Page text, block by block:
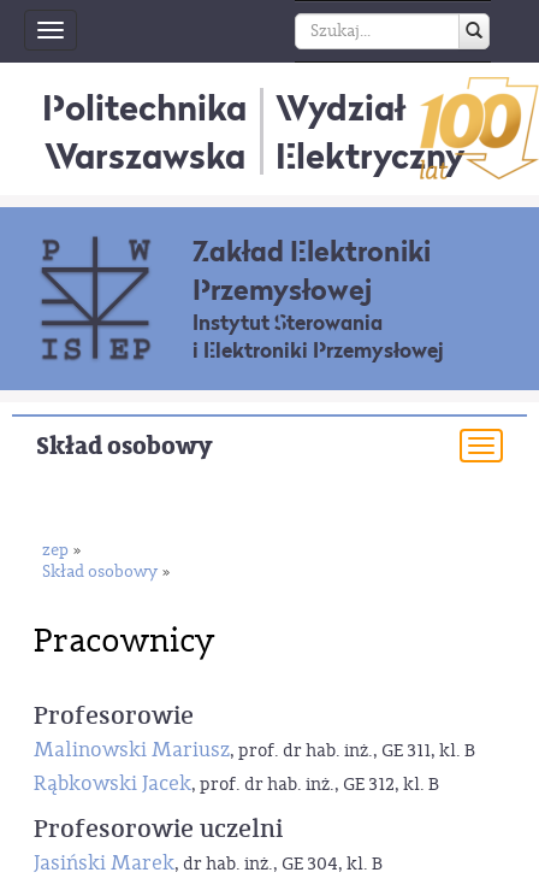
Toggle
navigation
Politechnika
Warszawska
Wydział
Elektryczny
Zakład Elektroniki
Przemysłowej
Instytut Sterowania
i Elektroniki Przemysłowej
Skład osobowy
zep »
Skład osobowy »
Pracownicy
Profesorowie
Malinowski Mariusz, prof. dr hab. inż., GE 311, kl. B
Rąbkowski Jacek, prof. dr hab. inż., GE 312, kl. B
Profesorowie uczelni
Jasiński Marek, dr hab. inż., GE 304, kl. B